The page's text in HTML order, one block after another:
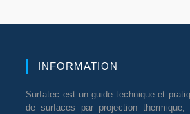
INFORMATION
Surfatec est un guide technique et
de surfaces par projection